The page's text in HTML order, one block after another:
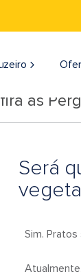
as
Será
Sim.